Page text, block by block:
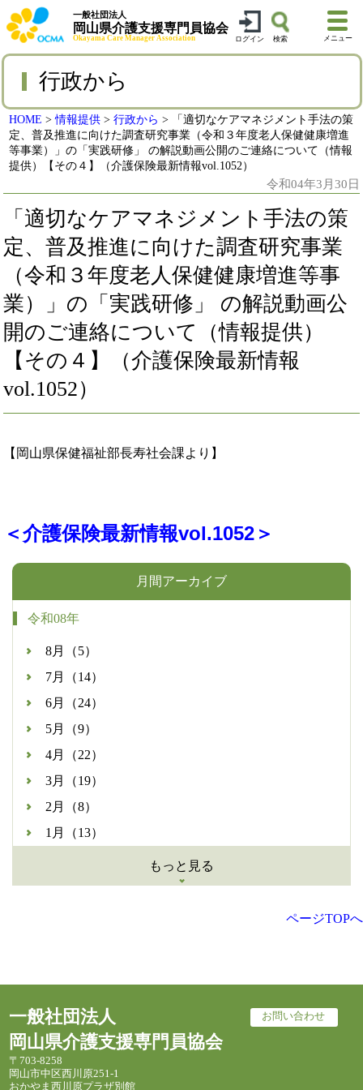
一般社団法人
岡山県介護支援専門員協会
Okayama Care Manager Association ログイン 検索 メニュー
行政から
HOME >情報提供 >行政から >
「適切なケアマネジメント手法の策
定、普及推進に向けた調査研究事業（令和３年度老人保健健康増進
等事業）」の「実践研修」 の解説動画公開のご連絡について（情報
提供）【その４】（介護保険最新情報vol.1052）
令和04年3月30日
「適切なケアマネジメント手法の策
定、普及推進に向けた調査研究事業
（令和３年度老人保健健康増進等事
業）」の「実践研修」 の解説動画公
開のご連絡について（情報提供）
【その４】（介護保険最新情報
vol.1052）
【岡山県保健福祉部長寿社会課より】
＜介護保険最新情報vol.1052＞
月間アーカイブ
令和08年
8月（5）
7月（14）
6月（24）
5月（9）
4月（22）
3月（19）
2月（8）
1月（13）
もっと見る
ページTOPへ
一般社団法人
岡山県介護支援専門員協会
〒703-8258
岡山市中区西川原251-1
おかやま西川原プラザ別館
お問い合わせ